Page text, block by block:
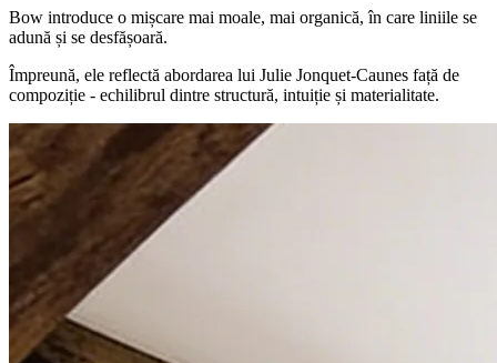
Bow introduce o mișcare mai moale, mai organică, în care liniile se
adună și se desfășoară.
Împreună, ele reflectă abordarea lui Julie Jonquet-Caunes față de
compoziție - echilibrul dintre structură, intuiție și materialitate.